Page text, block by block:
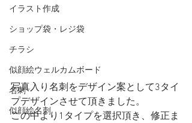
イラスト作成
ショップ袋・レジ袋
チラシ
似顔絵ウェルカムボード
名刺
似顔絵名刺
写真入り名刺をデザイン案として3タイ
プデザインさせて頂きました。
この中より1タイプを選択頂き、修正ま